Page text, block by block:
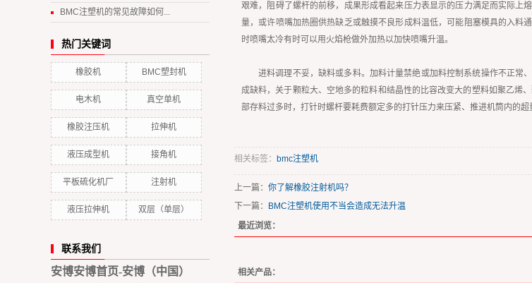
BMC注塑机的常见故障如何...
热门关键词
橡胶机 BMC塑封机
电木机 真空单机
橡胶注压机 拉伸机
液压成型机 接角机
平板硫化机厂 注射机
液压拉伸机 双层（单层）
联系我们
安博安博首页-安博（中国）
艰难，阻碍了螺杆的前移，成果形成看起来压力表显示的压力满足而实际
量，或许喷嘴加热圈供热缺乏或触摸不良形成料温低，可能阻塞模具的入
时喷嘴太冷有时可以用火焰枪做外加热以加快喷嘴升温。
进料调理不妥，缺料或多料。加料计量禁绝或加料控制系统操作不正常
成缺料，关于颗粒大、空地多的粒料和结晶性的比容改变大的塑料如聚乙烯
部存料过多时，打针时螺杆要耗费额定多的打针压力来压紧、推进机筒内的
相关标签： bmc注塑机
上一篇： 你了解橡胶注射机吗？
下一篇：
BMC注塑机使用不当会造成无法升温
最近浏览：
相关产品：